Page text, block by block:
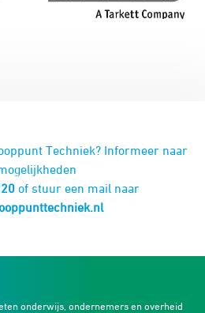
Techniek? Informeer naar
of stuur een mail naar
onderwijs, ondernemers en overheid